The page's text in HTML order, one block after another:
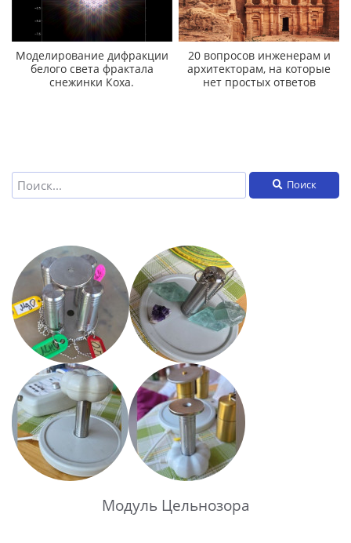
Моделирование дифракции
белого света фрактала
снежинки Коха.
20 вопросов инженерам и
архитекторам, на которые
нет простых ответов
Поиск
Модуль Цельнозора